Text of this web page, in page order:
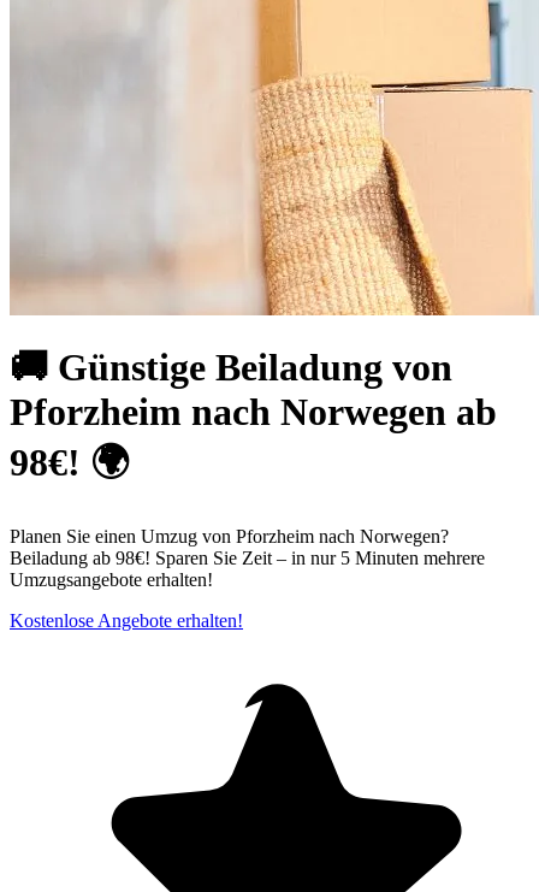
🚚 Günstige Beiladung von
Pforzheim nach Norwegen ab
98€! 🌍
Planen Sie einen Umzug von Pforzheim nach Norwegen?
Beiladung ab 98€! Sparen Sie Zeit – in nur 5 Minuten mehrere
Umzugsangebote erhalten!
Kostenlose Angebote erhalten!